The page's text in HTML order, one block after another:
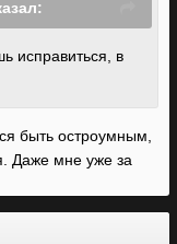
исправиться, в
быть остроумным,
Даже мне уже за